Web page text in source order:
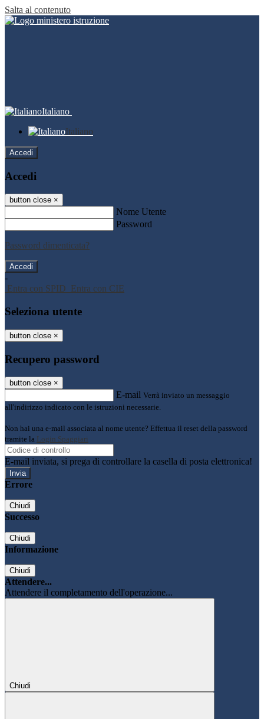
Salta al contenuto
Italiano
Italiano
Accedi
Accedi
button close ×
Nome Utente
Password
Password dimenticata?
-
Entra con SPID Entra con CIE
Seleziona utente
button close ×
Recupero password
button close ×
E-mail Verrà inviato un messaggio
all'indirizzo indicato con le istruzioni necessarie.
Non hai una e-mail associata al nome utente? Effettua il reset della password
tramite la Login Spaggiari
E-mail inviata, si prega di controllare la casella di posta elettronica!
Errore
Chiudi
Successo
Chiudi
Informazione
Chiudi
Attendere...
Attendere il completamento dell'operazione...
Chiudi